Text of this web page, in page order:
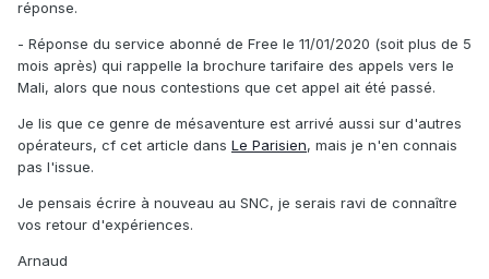
réponse.
- Réponse du service abonné de Free le 11/01/2020 (soit plus de 5
mois après) qui rappelle la brochure tarifaire des appels vers le
Mali, alors que nous contestions que cet appel ait été passé.
Je lis que ce genre de mésaventure est arrivé aussi sur d'autres
opérateurs, cf cet article dans Le Parisien, mais je n'en connais
pas l'issue.
Je pensais écrire à nouveau au SNC, je serais ravi de connaître
vos retour d'expériences.
Arnaud